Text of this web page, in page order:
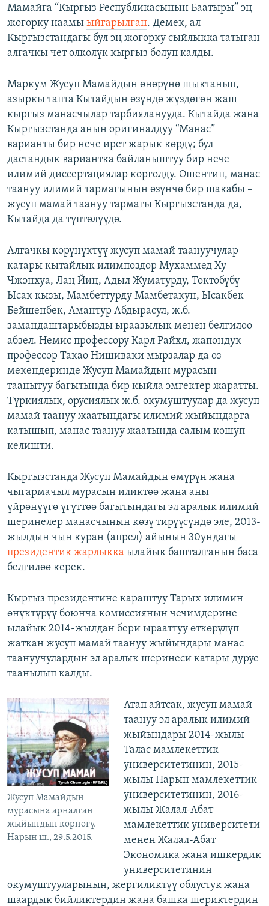
Мамайга “Кыргыз Республикасынын Баатыры” эң
жогорку наамы ыйгарылган. Демек, ал
Кыргызстандагы бул эң жогорку сыйлыкка татыган
алгачкы чет өлкөлүк кыргыз болуп калды.
Маркум Жусуп Мамайдын өнөрүнө шыктанып,
азыркы тапта Кытайдын өзүндө жүздөгөн жаш
кыргыз манасчылар тарбияланууда. Кытайда жана
Кыргызстанда анын оригиналдуу “Манас”
варианты бир нече ирет жарык көрдү; бул
дастандык вариантка байланыштуу бир нече
илимий диссертациялар корголду. Ошентип, манас
таануу илимий тармагынын өзүнчө бир шакабы –
жусуп мамай таануу тармагы Кыргызстанда да,
Кытайда да түптөлүүдө.
Алгачкы көрүнүктүү жусуп мамай таануучулар
катары кытайлык илимпоздор Мухаммед Ху
Чжэнхуа, Лаң Йиң, Адыл Жуматурду, Токтобүбү
Ысак кызы, Мамбеттурду Мамбетакун, Ысакбек
Бейшенбек, Амантур Абдырасул, ж.б.
замандаштарыбызды ыраазылык менен белгилөө
абзел. Немис профессору Карл Райхл, жапондук
профессор Такао Нишиваки мырзалар да өз
мекендеринде Жусуп Мамайдын мурасын
таанытуу багытында бир кыйла эмгектер жаратты.
Түркиялык, орусиялык ж.б. окумуштуулар да жусуп
мамай таануу жаатындагы илимий жыйындарга
катышып, манас таануу жаатында салым кошуп
келишти.
Кыргызстанда Жусуп Мамайдын өмүрүн жана
чыгармачыл мурасын иликтөө жана аны
үйрөнүүгө үгүттөө багытындагы эл аралык илимий
шеринелер манасчынын көзү тирүүсүндө эле, 2013-
жылдын чын куран (апрел) айынын 30ундагы
президентик жарлыкка ылайык башталганын баса
белгилөө керек.
Кыргыз президентине караштуу Тарых илимин
өнүктүрүү боюнча комиссиянын чечимдерине
ылайык 2014-жылдан бери ырааттуу өткөрүлүп
жаткан жусуп мамай таануу жыйындары манас
таануучулардын эл аралык шеринеси катары дурус
таанылып калды.
Жусуп Мамайдын
мурасына арналган
жыйындын көрнөгү.
Нарын ш., 29.5.2015.
Атап айтсак, жусуп мамай
таануу эл аралык илимий
жыйындары 2014-жылы
Талас мамлекеттик
университетинин, 2015-
жылы Нарын мамлекеттик
университетинин, 2016-
жылы Жалал-Абат
мамлекеттик университети
менен Жалал-Абат
Экономика жана ишкердик
университетинин
окумуштууларынын, жергиликтүү облустук жана
шаардык бийликтердин жана башка шериктердин